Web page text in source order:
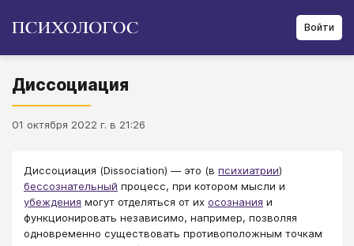
Войти
Диссоциация
01 октября 2022 г. в 21:26
Диссоциация (Dissociation) ― это (в психиатрии)
бессознательный процесс, при котором мысли и
убеждения могут отделяться от их осознания и
функционировать независимо, например, позволяя
одновременно существовать противоположным точкам